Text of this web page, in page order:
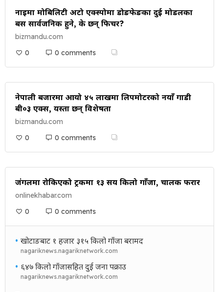
नाइमा मोबिलिटी अटो एक्स्पोमा डोङफेङका दुई मोडलका
बस सार्वजनिक हुने, के छन् फिचर?
bizmandu.com
0
0 comments
नेपाली बजारमा आयो ४५ लाखमा लिपमोटरको नयाँ गाडी
बी०३ एक्स, यस्ता छन् विशेषता
bizmandu.com
0
0 comments
जंगलमा रोकिएको ट्रकमा १३ सय किलो गाँजा, चालक फरार
onlinekhabar.com
0
0 comments
• खोटाङबाट १ हजार ३१५ किलो गाँजा बरामद
nagariknews.nagariknetwork.com
• ६४७ किलो गाँजासहित दुई जना पक्राउ
nagariknews.nagariknetwork.com